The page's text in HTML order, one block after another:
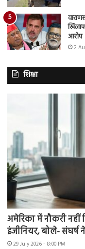
आरोप
2
शिक्षा
अमेरिका में नौकरी नहीं
इंजीनियर, बोले-
29 July 2026 - 8:00 PM